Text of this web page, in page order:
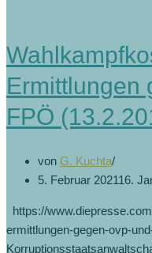
ein
Ermittlungen
FPÖ
von G. Kuchta
5. Februar 202116.
https://
ermittlungen-gegen-ovp-